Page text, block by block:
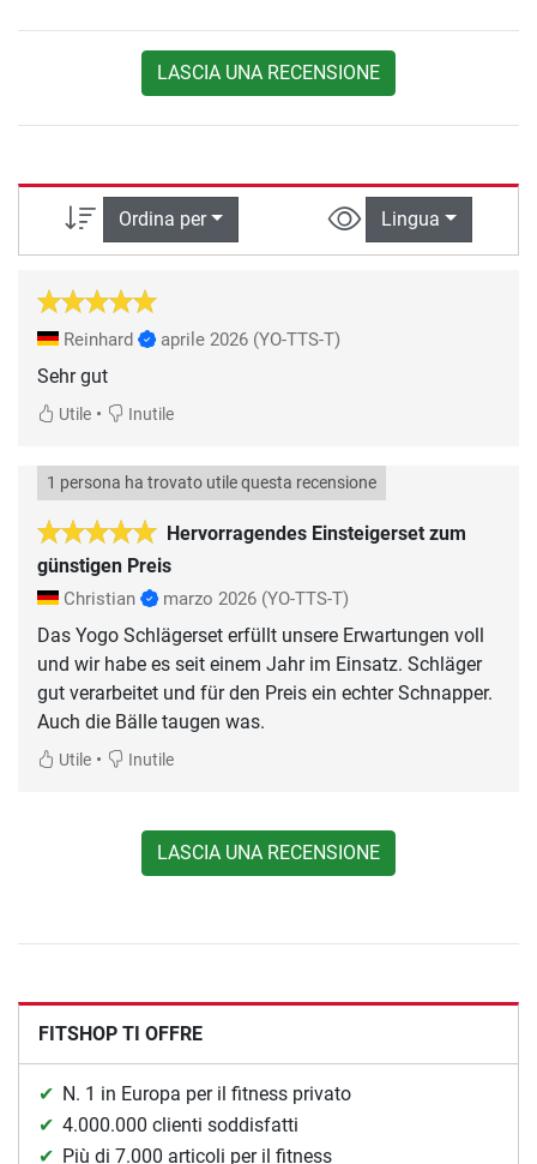
LASCIA UNA RECENSIONE
Ordina per Lingua
Reinhard aprile 2026 (YO-TTS-T)
Sehr gut
Utile • Inutile
Hervorragendes Einsteigerset zum
günstigen Preis
1 persona ha trovato utile questa recensione
Christian marzo 2026 (YO-TTS-T)
Das Yogo Schlägerset erfüllt unsere Erwartungen voll
und wir habe es seit einem Jahr im Einsatz. Schläger
gut verarbeitet und für den Preis ein echter Schnapper.
Auch die Bälle taugen was.
Utile • Inutile
LASCIA UNA RECENSIONE
FITSHOP TI OFFRE
N. 1 in Europa per il fitness privato
4.000.000 clienti soddisfatti
Più di 7.000 articoli per il fitness